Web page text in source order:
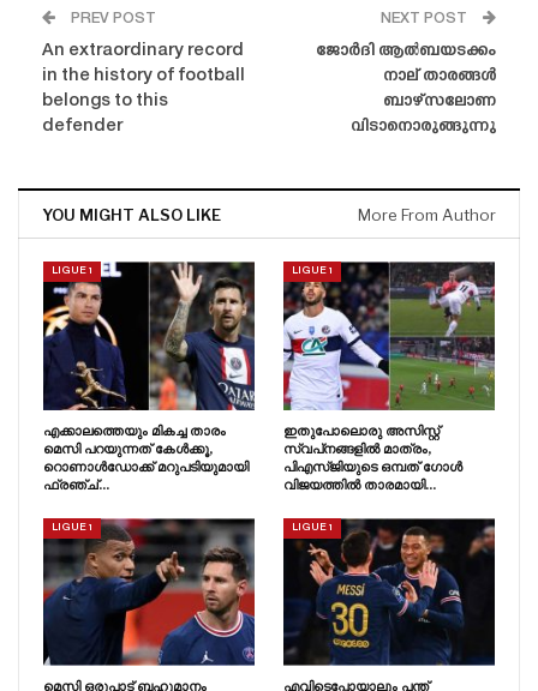
PREV POST
An extraordinary record
in the history of football
belongs to this
defender
NEXT POST
ജോർദി ആൽബയടക്കം
നാല് താരങ്ങൾ
ബാഴ്‌സലോണ
വിടാനൊരുങ്ങുന്നു
YOU MIGHT ALSO LIKE More From Author
LIGUE 1
എക്കാലത്തെയും മികച്ച താരം
മെസി പറയുന്നത് കേൾക്കൂ,
റൊണാൾഡോക്ക് മറുപടിയുമായി
ഫ്രഞ്ച്…
LIGUE 1
ഇതുപോലൊരു അസിസ്റ്റ്
സ്വപ്‌നങ്ങളിൽ മാത്രം,
പിഎസ്‌ജിയുടെ ഒമ്പത് ഗോൾ
വിജയത്തിൽ താരമായി…
LIGUE 1
മെസി ഒരുപാട് ബഹുമാനം
LIGUE 1
എവിടെപ്പോയാലും പന്ത്